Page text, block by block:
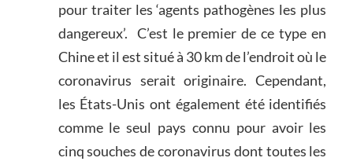
pour traiter les ‘agents pathogènes les plus
dangereux’. C’est le premier de ce type en
Chine et il est situé à 30 km de l’endroit où le
coronavirus serait originaire. Cependant,
les États-Unis ont également été identifiés
comme le seul pays connu pour avoir les
cinq souches de coronavirus dont toutes les